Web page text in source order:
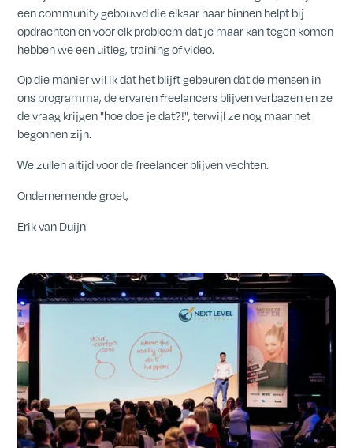
een community gebouwd die elkaar naar binnen helpt bij
opdrachten en voor elk probleem dat je maar kan tegen komen
hebben we een uitleg, training of video.
Op die manier wil ik dat het blijft gebeuren dat de mensen in
ons programma, de ervaren freelancers blijven verbazen en ze
de vraag krijgen "hoe doe je dat?!", terwijl ze nog maar net
begonnen zijn.
We zullen altijd voor de freelancer blijven vechten.
Ondernemende groet,
Erik van Duijn